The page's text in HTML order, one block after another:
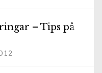
– Tips på